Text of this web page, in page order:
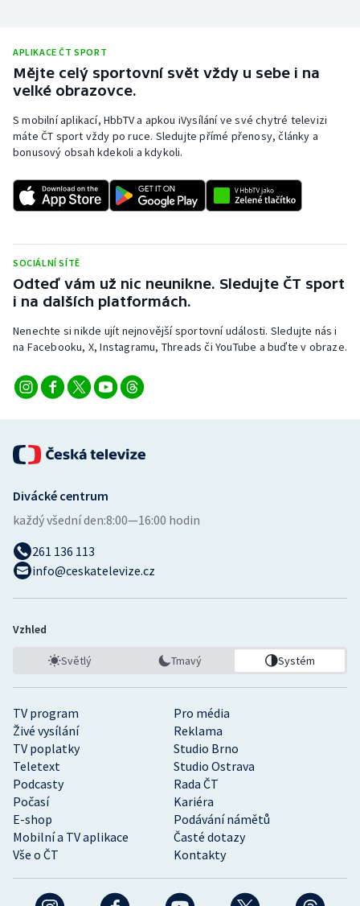
APLIKACE ČT SPORT
Mějte celý sportovní svět vždy u sebe i na
velké obrazovce.
S mobilní aplikací, HbbTV a apkou iVysílání ve své chytré televizi
máte ČT sport vždy po ruce. Sledujte přímé přenosy, články a
bonusový obsah kdekoli a kdykoli.
SOCIÁLNÍ SÍTĚ
Odteď vám už nic neunikne. Sledujte ČT sport
i na dalších platformách.
Nenechte si nikde ujít nejnovější sportovní události. Sledujte nás i
na Facebooku, X, Instagramu, Threads či YouTube a buďte v obraze.
TV program
Pro média
Živé vysílání
Reklama
TV poplatky
Studio Brno
Teletext
Studio Ostrava
Podcasty
Rada ČT
Počasí
Kariéra
E-shop
Podávání námětů
Mobilní a TV aplikace
Časté dotazy
Vše o ČT
Kontakty
Divácké centrum
každý všední den:8:00—16:00 hodin
261 136 113
info@ceskatelevize.cz
Vzhled
Světlý Tmavý Systém